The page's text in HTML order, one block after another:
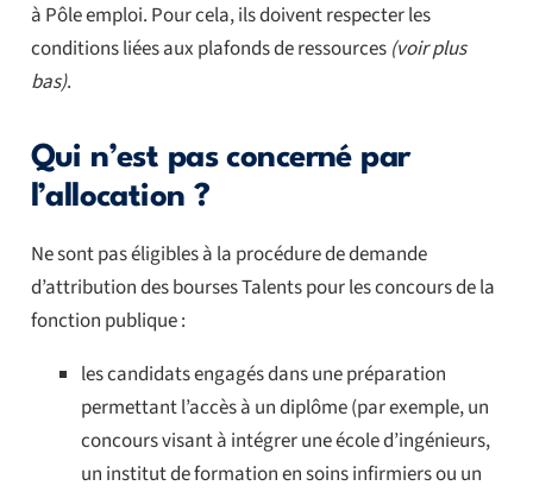
à Pôle emploi. Pour cela, ils doivent respecter les
conditions liées aux plafonds de ressources (voir plus
bas).
Qui n’est pas concerné par
l’allocation ?
Ne sont pas éligibles à la procédure de demande
d’attribution des bourses Talents pour les concours de la
fonction publique :
les candidats engagés dans une préparation
permettant l’accès à un diplôme (par exemple, un
concours visant à intégrer une école d’ingénieurs,
un institut de formation en soins infirmiers ou un